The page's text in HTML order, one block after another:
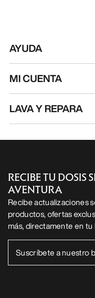
AYUDA
MI CUENTA
LAVA Y REPARA
RECIBE TU DOSIS
AVENTURA
Recibe actualizaciones
productos, ofertas
más, directamente en